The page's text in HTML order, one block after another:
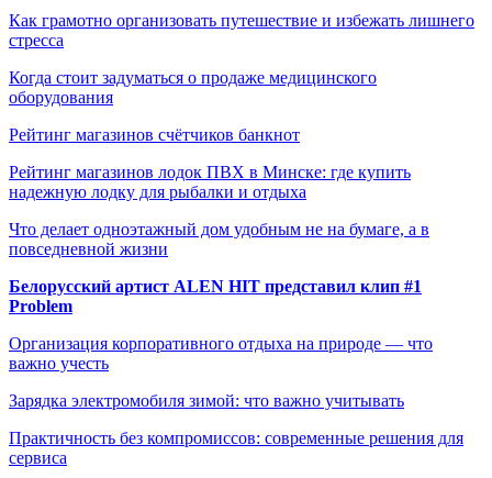
Как грамотно организовать путешествие и избежать лишнего
стресса
Когда стоит задуматься о продаже медицинского
оборудования
Рейтинг магазинов счётчиков банкнот
Рейтинг магазинов лодок ПВХ в Минске: где купить
надежную лодку для рыбалки и отдыха
Что делает одноэтажный дом удобным не на бумаге, а в
повседневной жизни
Белорусский артист ALEN HIT представил клип #1
Problem
Организация корпоративного отдыха на природе — что
важно учесть
Зарядка электромобиля зимой: что важно учитывать
Практичность без компромиссов: современные решения для
сервиса